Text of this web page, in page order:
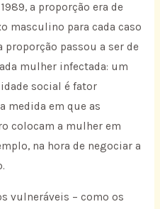
a proporção era de
masculino para cada caso
proporção passou a ser de
mulher infectada: um
social é fator
medida em que as
colocam a mulher em
na hora de negociar a
vulneráveis – como os